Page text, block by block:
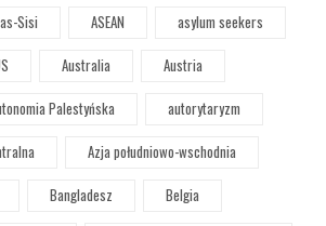
as-Sisi ASEAN
asylum seekers
Australia
Austria
Palestyńska
autorytaryzm
Azja południowo-wschodnia
Bangladesz
Belgia